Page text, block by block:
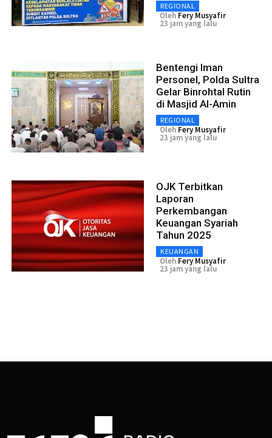
REGIONAL
Oleh Fery Musyafir
23 jam yang lalu
Bentengi Iman
Personel, Polda Sultra
Gelar Binrohtal Rutin
di Masjid Al-Amin
REGIONAL
Oleh Fery Musyafir
23 jam yang lalu
OJK Terbitkan
Laporan
Perkembangan
Keuangan Syariah
Tahun 2025
KEUANGAN
Oleh Fery Musyafir
23 jam yang lalu